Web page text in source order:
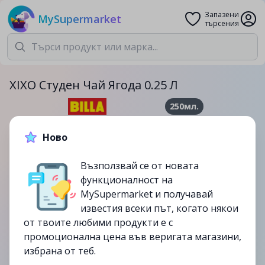
MySupermarket
Запазени
търсения
XIXO Студен Чай Ягода 0.25 Л
250мл.
0.79лв.
06/08
Ново
Възползвай се от новата
функционалност на
MySupermarket и получавай
известия всеки път, когато някои
от твоите любими продукти е с
промоционална цена във веригата магазини,
избрана от теб.